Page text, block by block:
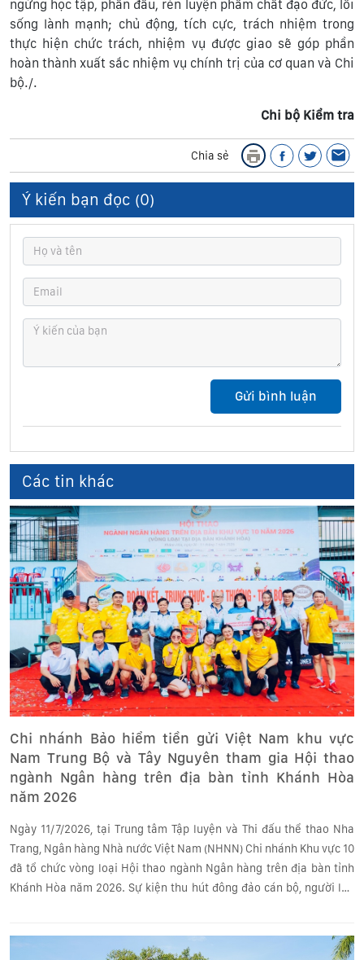
ngừng học tập, phấn đấu, rèn luyện phẩm chất đạo đức, lối
sống lành mạnh; chủ động, tích cực, trách nhiệm trong
thực hiện chức trách, nhiệm vụ được giao sẽ góp phần
hoàn thành xuất sắc nhiệm vụ chính trị của cơ quan và Chi
bộ./.
Chi bộ Kiểm tra
Chia sẻ
Ý kiến bạn đọc (0)
Các tin khác
Chi nhánh Bảo hiểm tiền gửi Việt Nam khu vực
Nam Trung Bộ và Tây Nguyên tham gia Hội thao
ngành Ngân hàng trên địa bàn tỉnh Khánh Hòa
năm 2026
Ngày 11/7/2026, tại Trung tâm Tập luyện và Thi đấu thể thao Nha
Trang, Ngân hàng Nhà nước Việt Nam (NHNN) Chi nhánh Khu vực 10
đã tổ chức vòng loại Hội thao ngành Ngân hàng trên địa bàn tỉnh
Khánh Hòa năm 2026. Sự kiện thu hút đông đảo cán bộ, người lao